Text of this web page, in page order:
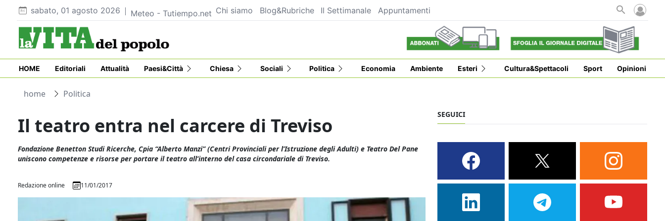
sabato, 01 agosto 2026 Meteo - Tutiempo.net Chi siamo Blog&Rubriche Il Settimanale Appuntamenti
HOME Editoriali Attualità Paesi&Città Chiesa Sociali Politica Economia Ambiente Esteri Cultura&Spettacoli Sport Opinioni
home Politica
Il teatro entra nel carcere di Treviso
Fondazione Benetton Studi Ricerche, Cpia “Alberto Manzi” (Centri Provinciali per l’Istruzione degli Adulti) e Teatro Del Pane
uniscono competenze e risorse per portare il teatro all’interno del casa circondariale di Treviso.
Redazione online 11/01/2017
SEGUICI